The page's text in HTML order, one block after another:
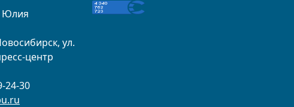
Юлия
ул.
центр
24-30